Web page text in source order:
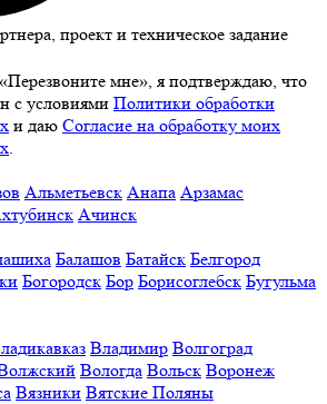
проект и техническое задание
мне», я подтверждаю, что
с условиями Политики обработки
и даю Согласие на обработку моих
.
Альметьевск Анапа Арзамас
Ачинск
Балашов Батайск Белгород
Богородск Бор Борисоглебск Бугульма
Владимир Волгоград
Вологда Вольск Воронеж
Вязники Вятские Поляны